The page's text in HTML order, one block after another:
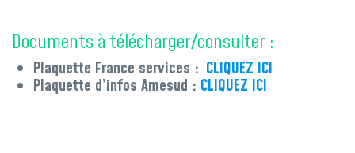
Documents à télécharger/consulter :
Plaquette France services : CLIQUEZ ICI
Plaquette d’infos Amesud : CLIQUEZ ICI